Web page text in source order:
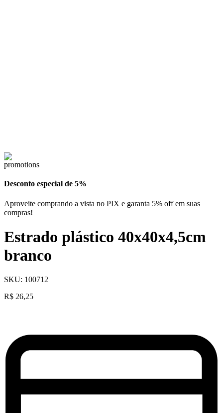
Desconto especial de 5%
Aproveite comprando a vista no PIX e garanta 5% off em suas
compras!
Estrado plástico 40x40x4,5cm
branco
SKU: 100712
R$ 26,25